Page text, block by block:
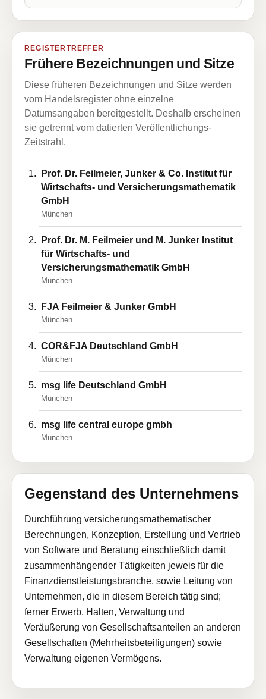
REGISTERTREFFER
Frühere Bezeichnungen und Sitze
Diese früheren Bezeichnungen und Sitze werden
vom Handelsregister ohne einzelne
Datumsangaben bereitgestellt. Deshalb erscheinen
sie getrennt vom datierten Veröffentlichungs-
Zeitstrahl.
Prof. Dr. Feilmeier, Junker & Co. Institut für
Wirtschafts- und Versicherungsmathematik
GmbH
München
Prof. Dr. M. Feilmeier und M. Junker Institut
für Wirtschafts- und
Versicherungsmathematik GmbH
München
FJA Feilmeier & Junker GmbH
München
COR&FJA Deutschland GmbH
München
msg life Deutschland GmbH
München
msg life central europe gmbh
München
Gegenstand des Unternehmens
Durchführung versicherungsmathematischer
Berechnungen, Konzeption, Erstellung und Vertrieb
von Software und Beratung einschließlich damit
zusammenhängender Tätigkeiten jeweis für die
Finanzdienstleistungsbranche, sowie Leitung von
Unternehmen, die in diesem Bereich tätig sind;
ferner Erwerb, Halten, Verwaltung und
Veräußerung von Gesellschaftsanteilen an anderen
Gesellschaften (Mehrheitsbeteiligungen) sowie
Verwaltung eigenen Vermögens.